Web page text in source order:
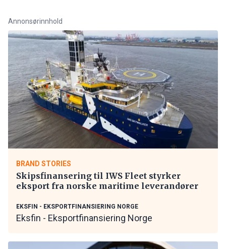
Annonsørinnhold
BRAND STORIES
Skipsfinansering til IWS Fleet styrker
eksport fra norske maritime leverandører
EKSFIN - EKSPORTFINANSIERING NORGE
Eksfin - Eksportfinansiering Norge